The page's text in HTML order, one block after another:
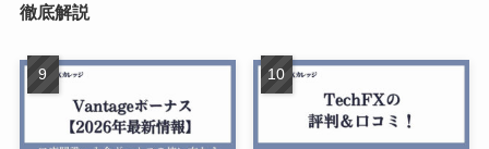
徹底解説